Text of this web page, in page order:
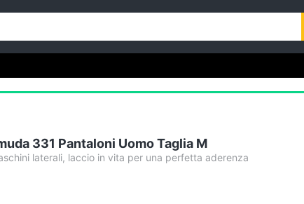
331 Pantaloni Uomo Taglia M
laterali, laccio in vita per una perfetta aderenza